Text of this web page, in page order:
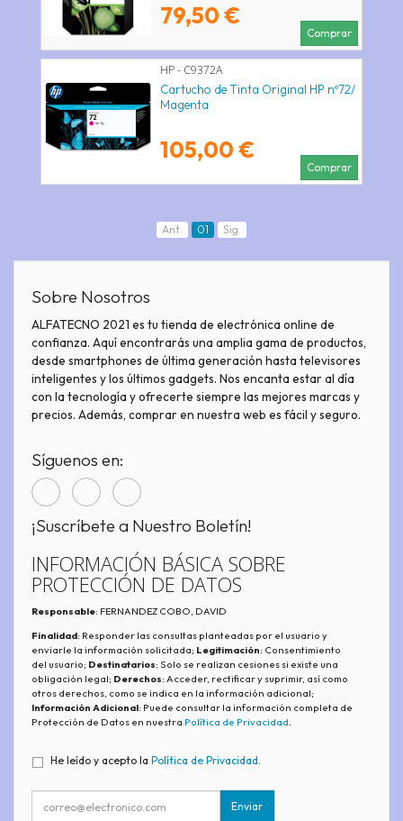
79,50 €
Comprar
HP - C9372A
Cartucho de Tinta Original HP nº72/
Magenta
105,00 €
Comprar
Ant. 01 Sig.
Sobre Nosotros
ALFATECNO 2021 es tu tienda de electrónica online de
confianza. Aquí encontrarás una amplia gama de productos,
desde smartphones de última generación hasta televisores
inteligentes y los últimos gadgets. Nos encanta estar al día
con la tecnología y ofrecerte siempre las mejores marcas y
precios. Además, comprar en nuestra web es fácil y seguro.
Síguenos en:
¡Suscríbete a Nuestro Boletín!
INFORMACIÓN BÁSICA SOBRE
PROTECCIÓN DE DATOS
Responsable: FERNANDEZ COBO, DAVID
Finalidad: Responder las consultas planteadas por el usuario y
enviarle la información solicitada; Legitimación: Consentimiento
del usuario; Destinatarios: Solo se realizan cesiones si existe una
obligación legal; Derechos: Acceder, rectificar y suprimir, así como
otros derechos, como se indica en la información adicional;
Información Adicional: Puede consultar la información completa de
Protección de Datos en nuestra Política de Privacidad.
He leído y acepto la Política de Privacidad.
Enviar